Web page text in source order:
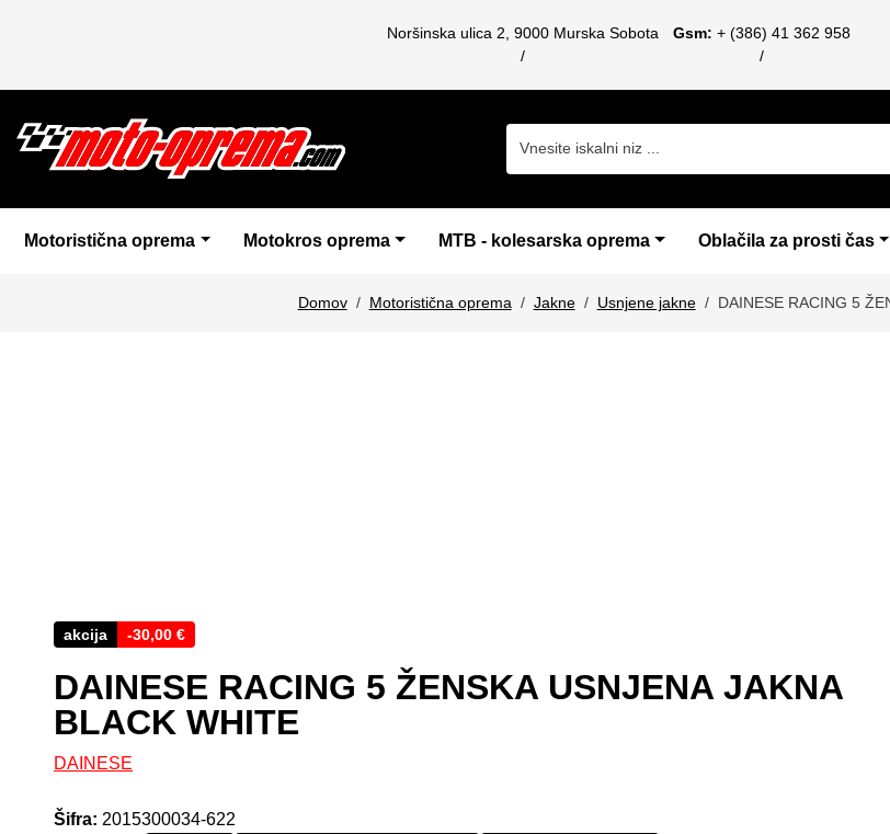
Noršinska ulica 2, 9000 Murska Sobota Gsm: + (386) 41 362 958
Motoristična oprema Motokros oprema MTB - kolesarska oprema Oblačila za prosti čas
Domov Motoristična oprema Jakne Usnjene jakne DAINESE RACING 5
akcija -30,00 €
DAINESE RACING 5 ŽENSKA USNJENA JAKNA
BLACK WHITE
DAINESE
Šifra: 2015300034-622